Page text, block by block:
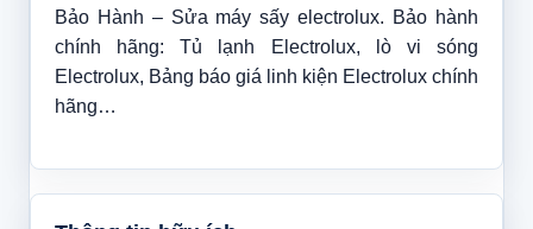
Bảo Hành – Sửa máy sấy electrolux. Bảo hành
chính hãng: Tủ lạnh Electrolux, lò vi sóng
Electrolux, Bảng báo giá linh kiện Electrolux chính
hãng…